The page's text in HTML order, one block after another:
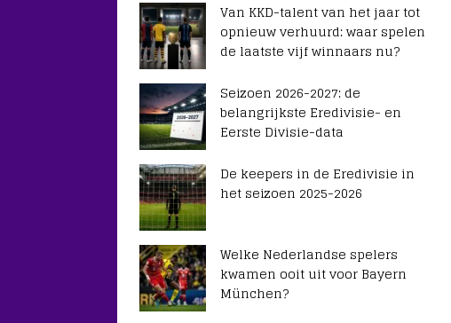
Van KKD-talent van het jaar tot
opnieuw verhuurd: waar spelen
de laatste vijf winnaars nu?
Seizoen 2026-2027: de
belangrijkste Eredivisie- en
Eerste Divisie-data
De keepers in de Eredivisie in
het seizoen 2025-2026
Welke Nederlandse spelers
kwamen ooit uit voor Bayern
München?